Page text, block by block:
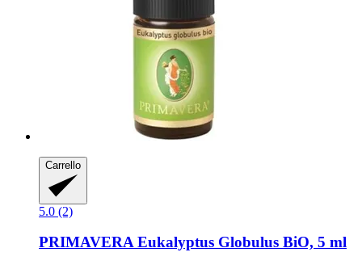
Carrello
5.0 (2)
PRIMAVERAEukalyptus Globulus BiO, 5 ml